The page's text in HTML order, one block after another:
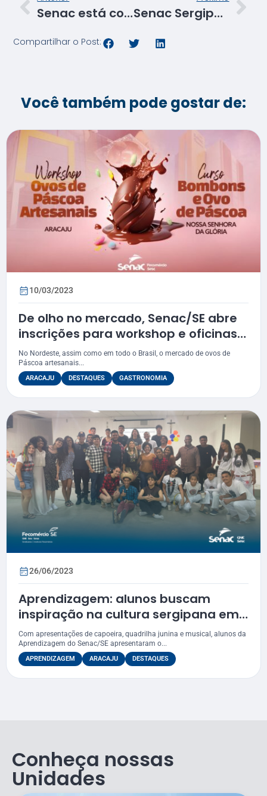
Senac está com matrículas abertas para o curso de Comida Junina Senac Sergipe apoia Festival ENCHEFS/SE 2022
Compartilhar o Post:
Você também pode gostar de:
10/03/2023
De olho no mercado, Senac/SE abre
inscrições para workshop e oficinas
de ovos de Páscoa
No Nordeste, assim como em todo o Brasil, o mercado de ovos de
Páscoa artesanais...
ARACAJU DESTAQUES GASTRONOMIA
26/06/2023
Aprendizagem: alunos buscam
inspiração na cultura sergipana em
Projeto Integrador
Com apresentações de capoeira, quadrilha junina e musical, alunos da
Aprendizagem do Senac/SE apresentaram o...
APRENDIZAGEM ARACAJU DESTAQUES
Conheça nossas
Unidades